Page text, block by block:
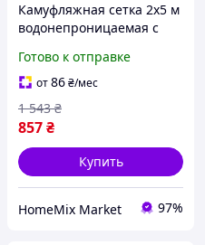
Камуфляжная сетка 2x5 м
водонепроницаемая с
и маскировки Gardlov
цвет Woodland
Готово к отправке
от86₴/мес
857₴
1 543 ₴
Купить
HomeMix Market 97%